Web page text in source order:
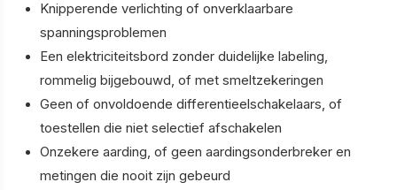
Knipperende verlichting of onverklaarbare
spanningsproblemen
Een elektriciteitsbord zonder duidelijke labeling,
rommelig bijgebouwd, of met smeltzekeringen
Geen of onvoldoende differentieelschakelaars, of
toestellen die niet selectief afschakelen
Onzekere aarding, of geen aardingsonderbreker en
metingen die nooit zijn gebeurd